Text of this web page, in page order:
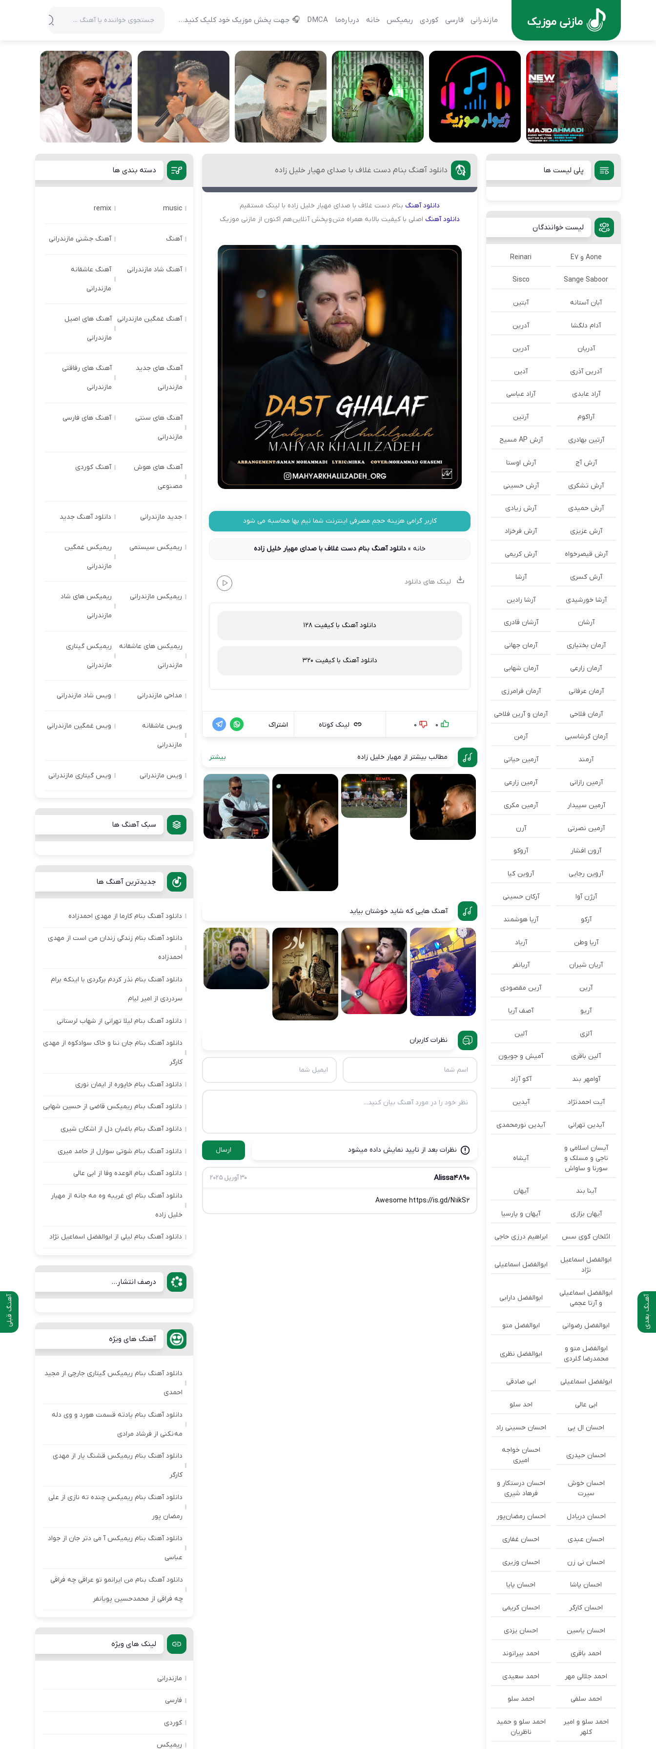
مازنی موزیک مازندرانی فارسی کوردی ریمیکس خانه درباره‌‌ما DMCA 🎧 جهت پخش موزیک خود کلیک کنید…
آهنـگ قبلی آهـنگ بعدی
دانلود آهنگ بنام دست غلاف با صدای مهیار خلیل زاده
دانلودآهنگ بنام دست غلاف با صدای مهیار خلیل زاده با لینک مستقیم
دانلودآهنگ اصلی با کیفیت بالا به همراه متن و پخش آنلاین هم اکنون از مازنی موزیک
کاربر گرامی هزینه حجم مصرفی اینترنت شما نیم بها محاسبه می شود
خانه » دانلود آهنگ بنام دست غلاف با صدای مهیار خلیل زاده
لینک های دانلود
دانلود آهنگ با کیفیت 128
دانلود آهنگ با کیفیت 320
0
0 لینک کوتاه اشتراک
مطالب بیشتر از مهیار خلیل زاده بیشتر
آهنگ هایی که شاید خوشتان بیاید
نظرات کاربران
نظرات بعد از تایید نمایش داده میشود ارسال
Alissa4890 30 آوریل 2025
Awesome https://is.gd/N1ikS2
پلی لیست ها
لیست خوانندگان
Aone و E7 Reinari
Sange Saboor
Sisco
آبان آستانه آبتین
آدام دلگشا آدرين
آدریان آدرین
آدرین آذری آدین
آراد عابدی آراد عباسی
آراکوم آرتین
آرتین بهادری آرش AP مسیح
آرش آج آرش اوستا
آرش تشکری آرش حسینی
آرش حمیدی آرش زیادی
آرش عزیزی آرش فرخزاد
آرش قیصرخواه آرش کریمی
آرش کسری آرشا
آرشا خورشیدی آرشا رادین
آرشان آرشان قادری
آرمان بختیاری آرمان جهانی
آرمان زارعی آرمان شهابی
آرمان عرفانی آرمان فرامرزی
آرمان فلاحی آرمان و آرین فلاحی
آرمان گرشاسبی آرمن
آرمند آرمین حیاتی
آرمین رازانی آرمین زارعی
آرمین سپیدار آرمین مکری
آرمین نصرتی آرن
آرون افشار آروکو
آروین رجایی آروین کیا
آرژن آوا آرکان حسینی
آرکو آریا هوشمند
آریا وطن آریاد
آریان شیران آریانفر
آرین آرین مقصودی
آریو آصف آریا
آلزی آلین
آلین باقری آمیش و جویون
آوامهر بند آکو آزاد
آیت احمدنژاد آیدین
آیدین تهرانی آیدین نورمحمدی
آیسان اسلامی و
ناجی و مسلک و
سورنا و ساواش
آیشاه
آینا بند آیهان
آیهان بزازی آیهان و پارسیا
ائلخان گوی سس ابراهیم درزی حاجی
ابوالفضل اسماعیل
نژاد
ابوالفضل اسماعیلی
ابوالفضل اسماعیلی
و آرتا عجمی
ابوالفضل دارابی
ابوالفضل رضوانی ابوالفضل متو
ابوالفضل متو و
محمدرضا گلردی
ابوالفضل نظری
ابولفضل اسماعیلی ابی صادقی
ابی عالی احد سلو
احسان ال پی احسان حسینی راد
احسان حیدری
احسان خواجه
امیری
احسان خوش
سیرت
احسان درستكار و
فرهاد شيرى
احسان دریادل احسان رمضان‌پور
احسان عبدی احسان غفاری
احسان نی زن احسان وزیری
احسان پاشا احسان پایا
احسان کارگر احسان کریمی
احسان یاسین احسان یزدی
احمد باقری احمد بیرانوند
احمد جلالی مهر احمد سعیدی
احمد سلفی احمد سلو
احمد سلو و امیر
کلهر
احمد سلو و حمید
ناظریان
دسته بندی ها
music
remix
آهنگ آهنگ جشنی مازندرانی
آهنگ شاد مازندرانی آهنگ عاشقانه
مازندرانی
آهنگ غمگین مازندرانی آهنگ های اصیل
مازندرانی
آهنگ های جدید
مازندرانی
آهنگ های رفاقتی
مازندرانی
آهنگ های سنتی
مازندرانی
آهنگ های فارسی
آهنگ های هوش
مصنوعی
آهنگ کوردی
جدید مازندرانی دانلود آهنگ جدید
ریمیکس سیستمی ریمیکس غمگین
مازندرانی
ریمیکس مازندرانی ریمیکس های شاد
مازندرانی
ریمیکس های عاشقانه
مازندرانی
ریمیکس گیتاری
مازندرانی
مداحی مازندرانی ویس شاد مازندرانی
ویس عاشقانه
مازندرانی
ویس غمگین مازندرانی
ویس مازندرانی ویس گیتاری مازندرانی
سبک آهنگ ها
جدیدترین آهنگ ها
دانلود آهنگ بنام کارما از مهدی احمدزاده
دانلود آهنگ بنام زندگی زندان من است از مهدی
احمدزاده
دانلود آهنگ بنام نذر کردم برگردی با اینکه برام
سردردی از امیر لیام
دانلود آهنگ بنام لیلا تهرانی از شهاب لرستانی
دانلود آهنگ بنام جان ننا و خاک سوادکوه از مهدی
کارگر
دانلود آهنگ بنام خاپوره از ایمان نوری
دانلود آهنگ بنام ریمیکس قاضی از حسین شهابی
دانلود آهنگ بنام باغبان دل از اشکان شیری
دانلود آهنگ بنام شوتی سوارل از حامد میری
دانلود آهنگ بنام الوعده وفا از ابی عالی
دانلود آهنگ بنام ای غریبه وه مه جانه از مهیار
خلیل زاده
دانلود آهنگ بنام لیلی از ابوالفضل اسماعیل نژاد
درصف انتشار...
آهنگ های ویژه
دانلود آهنگ بنام ریمیکس گیتاری جارچی از مجید
احمدی
دانلود آهنگ بنام یادته قسمت هورد و وی دله
مه نکنی از فرشاد مرادی
دانلود آهنگ بنام ریمیکس قشنگ یار از مهدی
کارگر
دانلود آهنگ بنام ریمیکس چنده ته نازی از علی
رمضان پور
دانلود آهنگ بنام ریمیکس آ می دتر جان از جواد
عباسی
دانلود آهنگ بنام من ایرانمو تو عراقی چه فراقی
چه فراقی از محمدحسین پویانفر
لینک های ویژه
مازندرانی
فارسی
کوردی
ریمیکس